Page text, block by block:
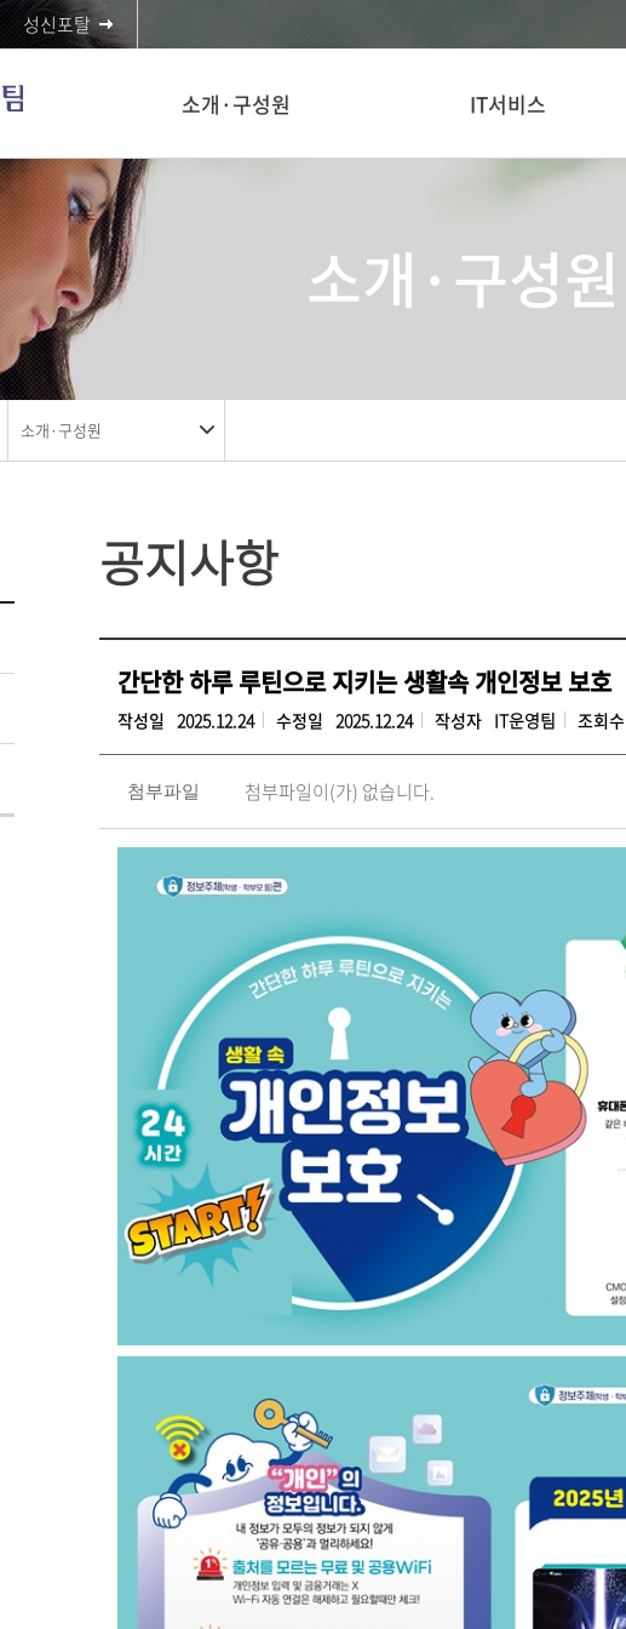
성신포탈
소개·구성원 IT서비스
소개·구성원
소개·구성원
공지사항
간단한 하루 루틴으로 지키는 생활속 개인정보 보호
작성일 2025.12.24 수정일 2025.12.24 작성자 IT운영팀 조회수
첨부파일 첨부파일이(가) 없습니다.